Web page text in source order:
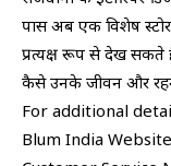
पास अब एक विशेष
प्रत्यक्ष रूप से देख सकते
कैसे उनके जीवन और
For additional
Blum India